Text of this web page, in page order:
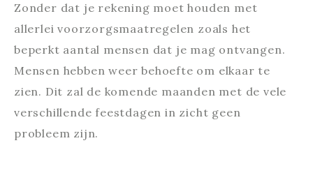
Zonder dat je rekening moet houden met
allerlei voorzorgsmaatregelen zoals het
beperkt aantal mensen dat je mag ontvangen.
Mensen hebben weer behoefte om elkaar te
zien. Dit zal de komende maanden met de vele
verschillende feestdagen in zicht geen
probleem zijn.